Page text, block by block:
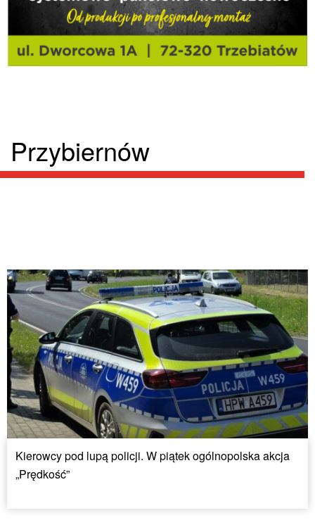
Przybiernów
Kierowcy pod lupą policji. W piątek ogólnopolska akcja
„Prędkość”